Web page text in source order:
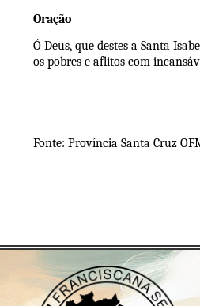
Oração
Ó Deus, que destes a Santa
os pobres e aflitos com
Fonte: Província Santa Cruz